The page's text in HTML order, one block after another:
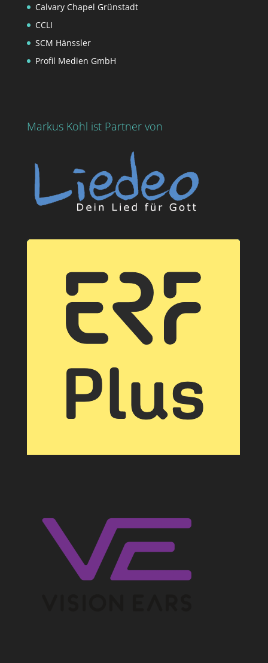
Calvary Chapel Grünstadt
CCLI
SCM Hänssler
Profil Medien GmbH
Markus Kohl ist Partner von